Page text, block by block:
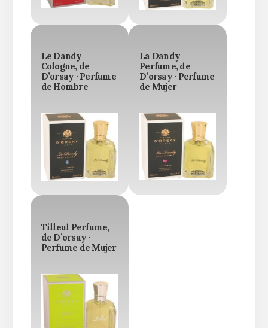
Le Dandy
Cologne, de
D’orsay · Perfume
de Hombre
La Dandy
Perfume, de
D’orsay · Perfume
de Mujer
Tilleul Perfume,
de D’orsay ·
Perfume de Mujer